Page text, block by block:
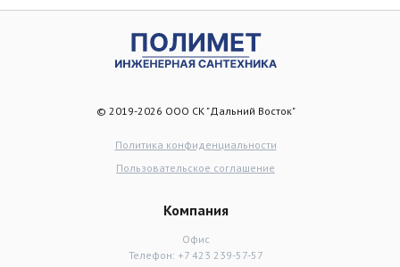
© 2019-2026 ООО СК "Дальний Восток"
Политика конфиденциальности
Пользовательское соглашение
Компания
Офис
Телефон: +7 423 239-57-57